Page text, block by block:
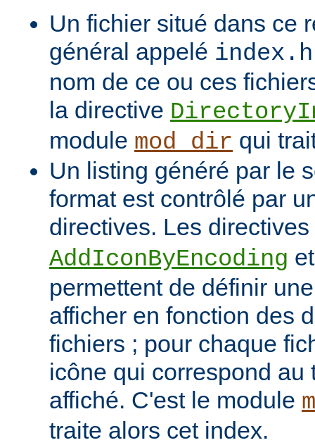
Un fichier situé dans ce
général appelé
nom de ce ou ces
la directive
module mod_dir qui
Un listing généré par le
format est contrôlé par
directives. Les directives
AddIconByEncoding
permettent de définir
afficher en fonction des
fichiers ; pour chaque
icône qui correspond au
affiché. C'est le module
traite alors cet index.